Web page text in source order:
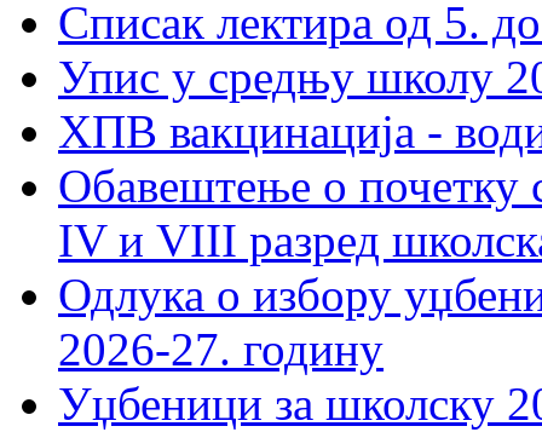
Списак лектира од 5.
Упис у средњу школу
ХПВ вакцинација -
Обавештење о почетку
IV и VIII разред
Одлука о избору
2026-27. годину
Уџбеници за школску